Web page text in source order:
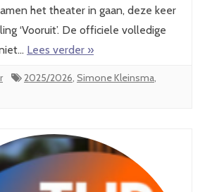
het theater in gaan, deze keer
‘Vooruit’. De officiele volledige
Lees verder »
2025/2026, Simone Kleinsma,